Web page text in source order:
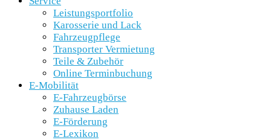
Leistungsportfolio
Karosserie und Lack
Fahrzeugpflege
Transporter Vermietung
Teile & Zubehör
Online Terminbuchung
E-Mobilität
E-Fahrzeugbörse
Zuhause Laden
E-Förderung
E-Lexikon